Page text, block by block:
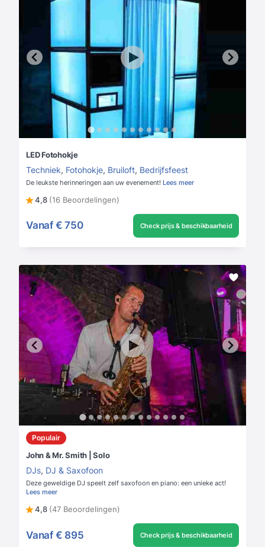
LED Fotohokje
Techniek, Fotohokje, Bruiloft, Bedrijfsfeest
De leukste herinneringen aan uw evenement! Lees meer
4,8 (16 Beoordelingen)
Vanaf € 750 Check prijs & beschikbaarheid
Populair
John & Mr. Smith | Solo
DJs, DJ & Saxofoon
Deze geweldige DJ speelt zelf saxofoon en piano: een unieke act!
Lees meer
4,8 (47 Beoordelingen)
Vanaf € 895 Check prijs & beschikbaarheid